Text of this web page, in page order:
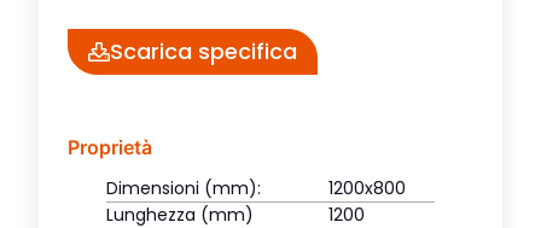
Scarica specifica
Proprietà
Dimensioni (mm):
1200x800
Lunghezza (mm)
1200